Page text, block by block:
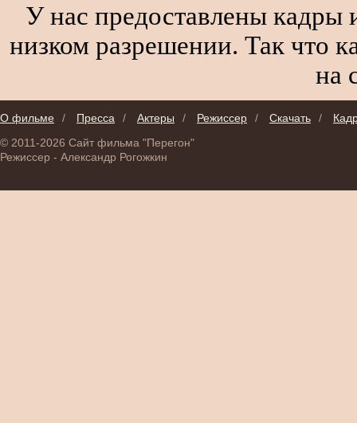
У нас предоставлены кадры
низком разрешении. Так что
на
О фильме / Пресса / Актеры / Режиссер / Скачать /
© 2011-2026 Сайт фильма "Перегон"
Режиссер - Александр Рогожкин